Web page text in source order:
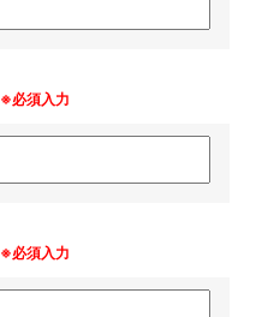
※必須入力
※必須入力